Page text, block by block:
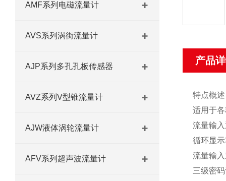
AMF系列电磁流量计
AVS系列涡街流量计
AJP系列多孔孔板传感器
AVZ系列V型锥流量计
AJW液体涡轮流量计
AFV系列超声波流量计
产品
特点概述
适用于
流量输
循环显
流量输
三级密